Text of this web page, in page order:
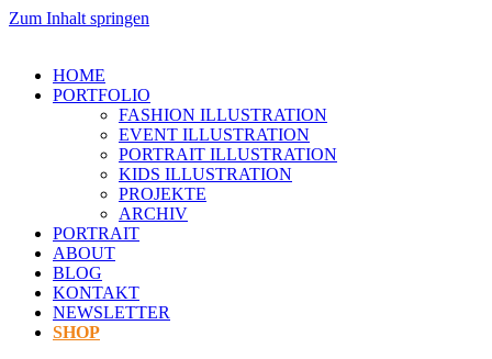
Zum Inhalt springen
HOME
PORTFOLIO
FASHION ILLUSTRATION
EVENT ILLUSTRATION
PORTRAIT ILLUSTRATION
KIDS ILLUSTRATION
PROJEKTE
ARCHIV
PORTRAIT
ABOUT
BLOG
KONTAKT
NEWSLETTER
SHOP